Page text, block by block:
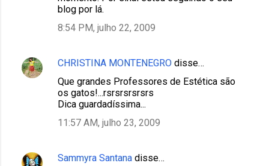
blog por lá.
8:54 PM, julho 22, 2009
CHRISTINA MONTENEGRO disse…
Que grandes Professores de Estética são
os gatos!...rsrsrsrsrsrs
Dica guardadíssima...
11:57 AM, julho 23, 2009
Sammyra Santana disse…